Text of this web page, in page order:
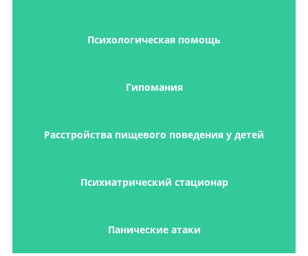
Психологическая помощь
Гипомания
Расстройства пищевого поведения у детей
Психиатрический стационар
Панические атаки